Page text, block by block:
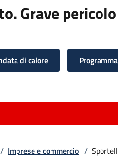
Grave
di calore
/ Imprese e commercio /